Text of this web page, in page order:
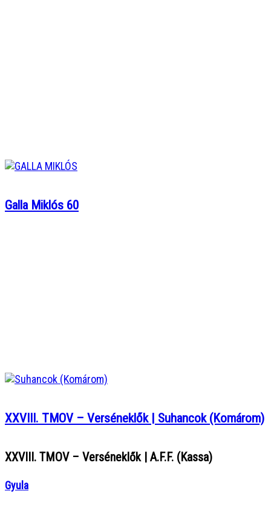
Galla Miklós 60
XXVIII. TMOV – Verséneklők | Suhancok (Komárom)
XXVIII. TMOV – Verséneklők | A.F.F. (Kassa)
Gyula